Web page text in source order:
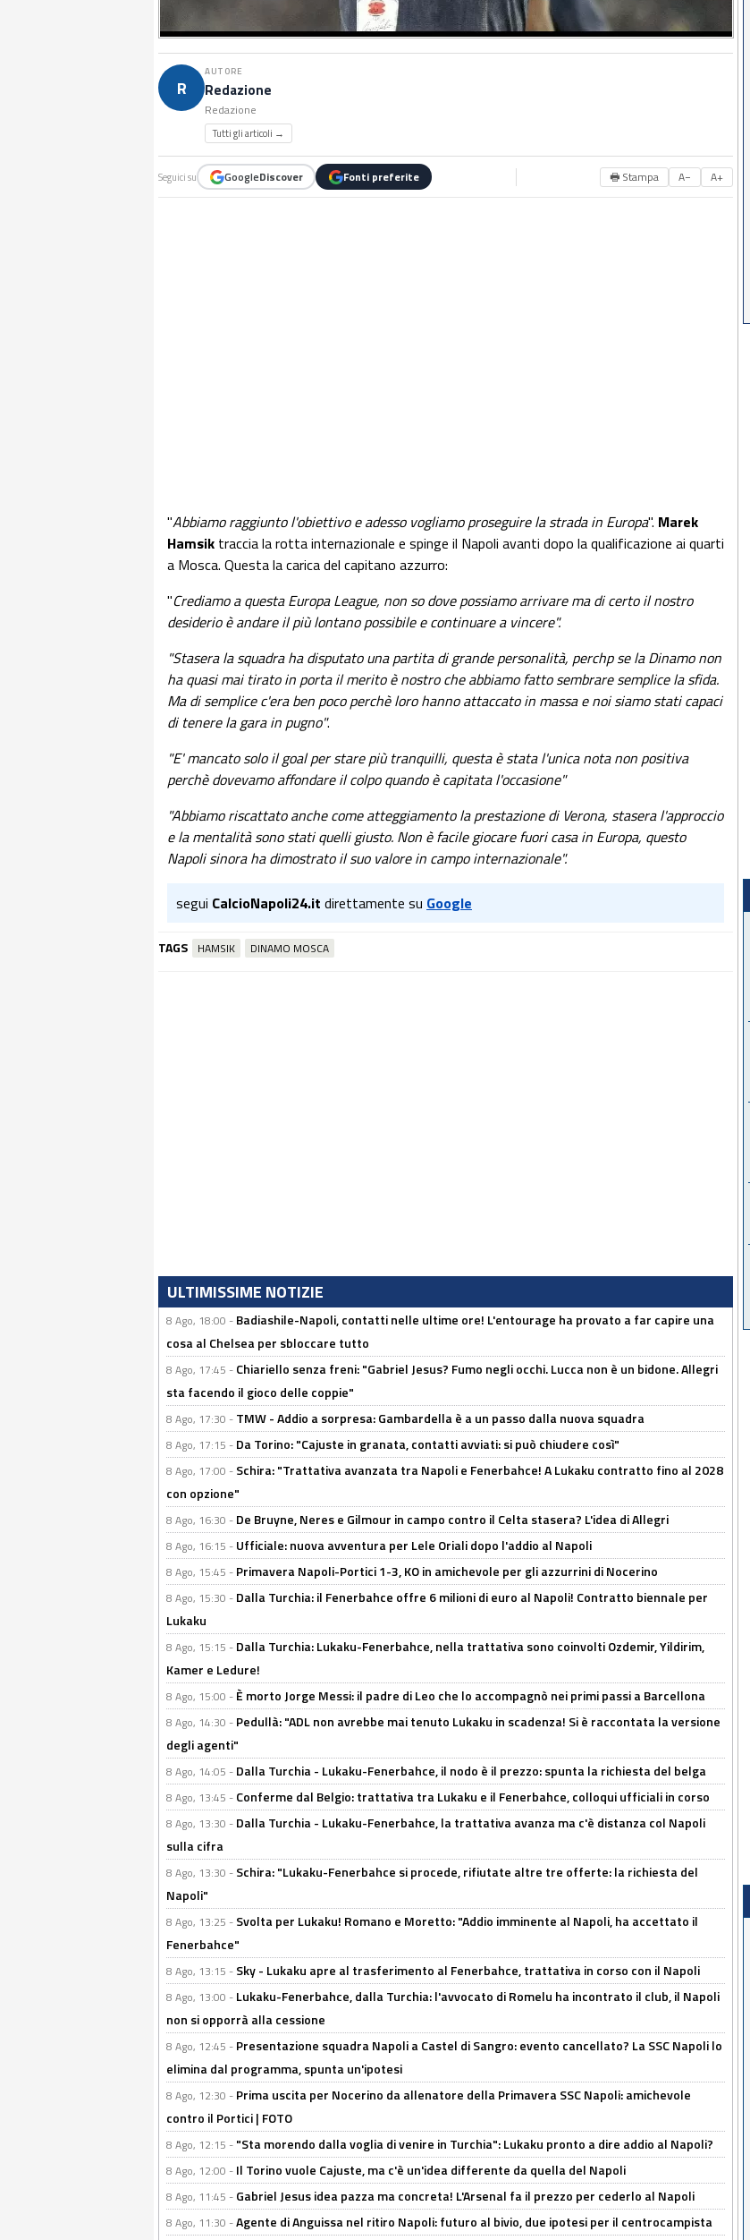
R
AUTORE
Redazione
Redazione
Tutti gli articoli →
Seguici su GoogleDiscover Fonti preferite 🖶 Stampa A− A+
"Abbiamo raggiunto l'obiettivo e adesso vogliamo proseguire la strada in Europa". Marek
Hamsik traccia la rotta internazionale e spinge il Napoli avanti dopo la qualificazione ai quarti
a Mosca. Questa la carica del capitano azzurro:
"Crediamo a questa Europa League, non so dove possiamo arrivare ma di certo il nostro
desiderio è andare il più lontano possibile e continuare a vincere".
"Stasera la squadra ha disputato una partita di grande personalità, perchp se la Dinamo non
ha quasi mai tirato in porta il merito è nostro che abbiamo fatto sembrare semplice la sfida.
Ma di semplice c'era ben poco perchè loro hanno attaccato in massa e noi siamo stati capaci
di tenere la gara in pugno".
"E' mancato solo il goal per stare più tranquilli, questa è stata l'unica nota non positiva
perchè dovevamo affondare il colpo quando è capitata l'occasione"
"Abbiamo riscattato anche come atteggiamento la prestazione di Verona, stasera l'approccio
e la mentalità sono stati quelli giusto. Non è facile giocare fuori casa in Europa, questo
Napoli sinora ha dimostrato il suo valore in campo internazionale".
segui CalcioNapoli24.it direttamente su Google
TAGS HAMSIK DINAMO MOSCA
ULTIMISSIME NOTIZIE
8 Ago, 18:00 - Badiashile-Napoli, contatti nelle ultime ore! L'entourage ha provato a far capire una
cosa al Chelsea per sbloccare tutto
8 Ago, 17:45 - Chiariello senza freni: "Gabriel Jesus? Fumo negli occhi. Lucca non è un bidone. Allegri
sta facendo il gioco delle coppie"
8 Ago, 17:30 - TMW - Addio a sorpresa: Gambardella è a un passo dalla nuova squadra
8 Ago, 17:15 - Da Torino: "Cajuste in granata, contatti avviati: si può chiudere così"
8 Ago, 17:00 - Schira: "Trattativa avanzata tra Napoli e Fenerbahce! A Lukaku contratto fino al 2028
con opzione"
8 Ago, 16:30 - De Bruyne, Neres e Gilmour in campo contro il Celta stasera? L'idea di Allegri
8 Ago, 16:15 - Ufficiale: nuova avventura per Lele Oriali dopo l'addio al Napoli
8 Ago, 15:45 - Primavera Napoli-Portici 1-3, KO in amichevole per gli azzurrini di Nocerino
8 Ago, 15:30 - Dalla Turchia: il Fenerbahce offre 6 milioni di euro al Napoli! Contratto biennale per
Lukaku
8 Ago, 15:15 - Dalla Turchia: Lukaku-Fenerbahce, nella trattativa sono coinvolti Ozdemir, Yildirim,
Kamer e Ledure!
8 Ago, 15:00 - È morto Jorge Messi: il padre di Leo che lo accompagnò nei primi passi a Barcellona
8 Ago, 14:30 - Pedullà: "ADL non avrebbe mai tenuto Lukaku in scadenza! Si è raccontata la versione
degli agenti"
8 Ago, 14:05 - Dalla Turchia - Lukaku-Fenerbahce, il nodo è il prezzo: spunta la richiesta del belga
8 Ago, 13:45 - Conferme dal Belgio: trattativa tra Lukaku e il Fenerbahce, colloqui ufficiali in corso
8 Ago, 13:30 - Dalla Turchia - Lukaku-Fenerbahce, la trattativa avanza ma c'è distanza col Napoli
sulla cifra
8 Ago, 13:30 - Schira: "Lukaku-Fenerbahce si procede, rifiutate altre tre offerte: la richiesta del
Napoli"
8 Ago, 13:25 - Svolta per Lukaku! Romano e Moretto: "Addio imminente al Napoli, ha accettato il
Fenerbahce"
8 Ago, 13:15 - Sky - Lukaku apre al trasferimento al Fenerbahce, trattativa in corso con il Napoli
8 Ago, 13:00 - Lukaku-Fenerbahce, dalla Turchia: l'avvocato di Romelu ha incontrato il club, il Napoli
non si opporrà alla cessione
8 Ago, 12:45 - Presentazione squadra Napoli a Castel di Sangro: evento cancellato? La SSC Napoli lo
elimina dal programma, spunta un'ipotesi
8 Ago, 12:30 - Prima uscita per Nocerino da allenatore della Primavera SSC Napoli: amichevole
contro il Portici | FOTO
8 Ago, 12:15 - "Sta morendo dalla voglia di venire in Turchia": Lukaku pronto a dire addio al Napoli?
8 Ago, 12:00 - Il Torino vuole Cajuste, ma c'è un'idea differente da quella del Napoli
8 Ago, 11:45 - Gabriel Jesus idea pazza ma concreta! L'Arsenal fa il prezzo per cederlo al Napoli
8 Ago, 11:30 -Agente di Anguissa nel ritiro Napoli: futuro al bivio, due ipotesi per il centrocampista